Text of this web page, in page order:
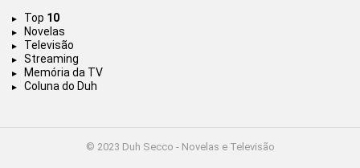
Top 10
Novelas
Televisão
Streaming
Memória da TV
Coluna do Duh
© 2023 Duh Secco - Novelas e Televisão